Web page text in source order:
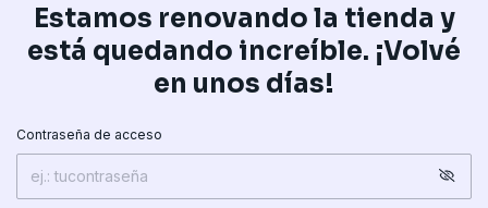
Estamos renovando la tienda y
está quedando increíble. ¡Volvé
en unos días!
Contraseña de acceso